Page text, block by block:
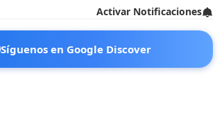
Activar Notificaciones
Síguenos en Google Discover